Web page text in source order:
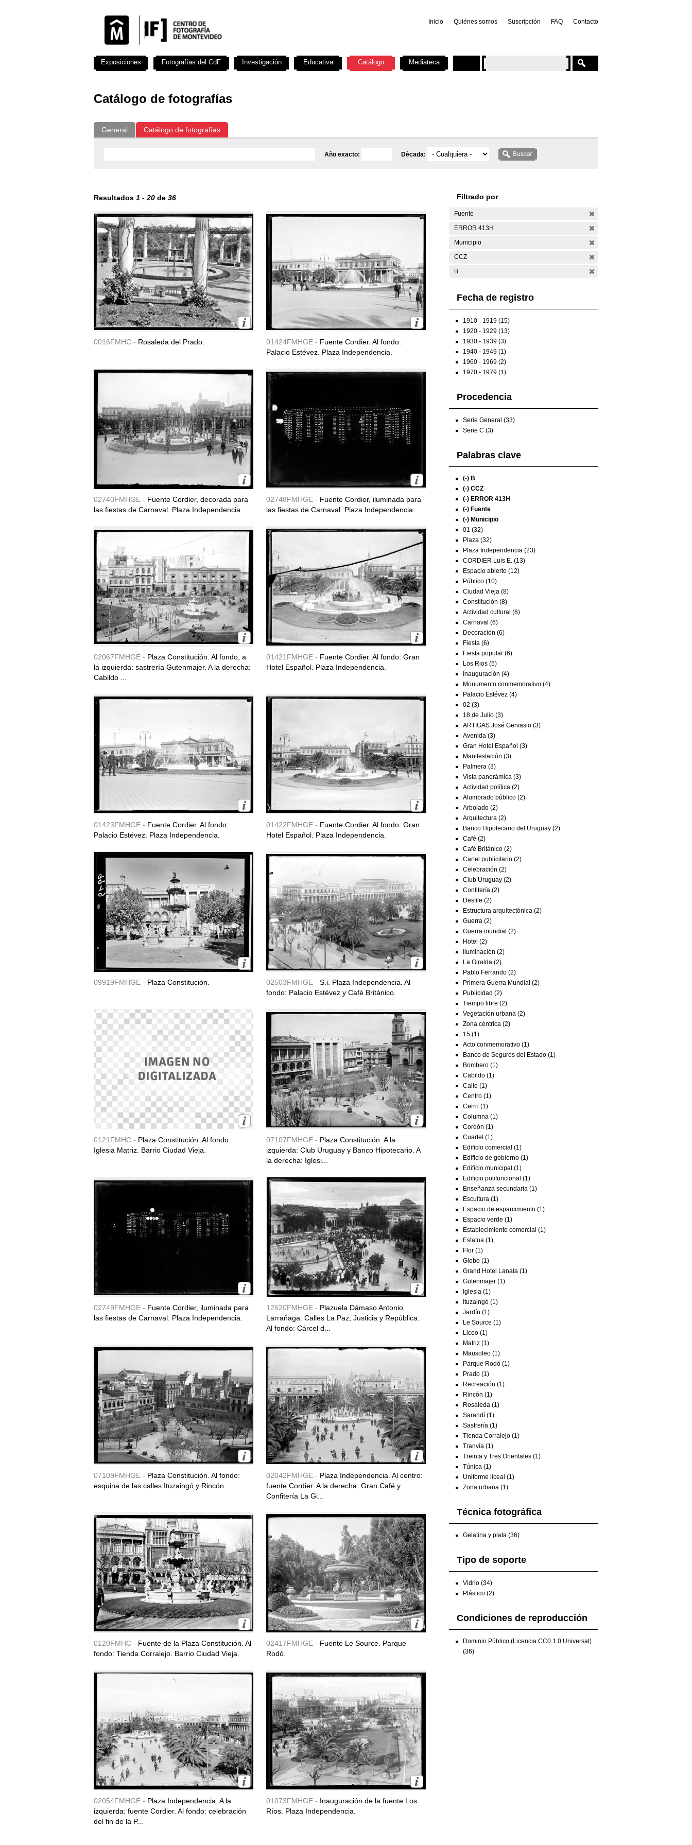
Inicio Quiénes somos Suscripción FAQ Contacto
Catálogo de fotografías
General Catálogo de fotografías
Año exacto: Década:
Resultados 1 - 20 de 36
0016FMHC - Rosaleda del Prado. 01424FMHGE - Fuente Cordier. Al fondo:
Palacio Estévez. Plaza Independencia.
02740FMHGE - Fuente Cordier, decorada para
las fiestas de Carnaval. Plaza Independencia.
02748FMHGE - Fuente Cordier, iluminada para
las fiestas de Carnaval. Plaza Independencia.
02067FMHGE - Plaza Constitución. Al fondo, a
la izquierda: sastrería Gutenmajer. A la derecha:
Cabildo ...
01421FMHGE - Fuente Cordier. Al fondo: Gran
Hotel Español. Plaza Independencia.
01423FMHGE - Fuente Cordier. Al fondo:
Palacio Estévez. Plaza Independencia.
01422FMHGE - Fuente Cordier. Al fondo: Gran
Hotel Español. Plaza Independencia.
09919FMHGE - Plaza Constitución. 02503FMHGE - S.i. Plaza Independencia. Al
fondo: Palacio Estévez y Café Británico.
0121FMHC - Plaza Constitución. Al fondo:
Iglesia Matriz. Barrio Ciudad Vieja.
07107FMHGE - Plaza Constitución. A la
izquierda: Club Uruguay y Banco Hipotecario. A
la derecha: Iglesi...
02749FMHGE - Fuente Cordier, iluminada para
las fiestas de Carnaval. Plaza Independencia.
12620FMHGE - Plazuela Dámaso Antonio
Larrañaga. Calles La Paz, Justicia y República.
Al fondo: Cárcel d...
07109FMHGE - Plaza Constitución. Al fondo:
esquina de las calles Ituzaingó y Rincón.
02042FMHGE - Plaza Independencia. Al centro:
fuente Cordier. A la derecha: Gran Café y
Confitería La Gi...
0120FMHC - Fuente de la Plaza Constitución. Al
fondo: Tienda Corralejo. Barrio Ciudad Vieja.
02417FMHGE - Fuente Le Source. Parque
Rodó.
02054FMHGE - Plaza Independencia. A la
izquierda: fuente Cordier. Al fondo: celebración
del fin de la P...
01073FMHGE - Inauguración de la fuente Los
Ríos. Plaza Independencia.
Filtrado por
Fuente
ERROR 413H
Municipio
CCZ
B
Fecha de registro
1910 - 1919 (15)
1920 - 1929 (13)
1930 - 1939 (3)
1940 - 1949 (1)
1960 - 1969 (2)
1970 - 1979 (1)
Procedencia
Serie General (33)
Serie C (3)
Palabras clave
(-) B
(-) CCZ
(-) ERROR 413H
(-) Fuente
(-) Municipio
01 (32)
Plaza (32)
Plaza Independencia (23)
CORDIER Luis E. (13)
Espacio abierto (12)
Público (10)
Ciudad Vieja (8)
Constitución (8)
Actividad cultural (6)
Carnaval (6)
Decoración (6)
Fiesta (6)
Fiesta popular (6)
Los Rios (5)
Inauguración (4)
Monumento conmemorativo (4)
Palacio Estévez (4)
02 (3)
18 de Julio (3)
ARTIGAS José Gervasio (3)
Avenida (3)
Gran Hotel Español (3)
Manifestación (3)
Palmera (3)
Vista panorámica (3)
Actividad política (2)
Alumbrado público (2)
Arbolado (2)
Arquitectura (2)
Banco Hipotecario del Uruguay (2)
Café (2)
Café Británico (2)
Cartel publicitario (2)
Celebración (2)
Club Uruguay (2)
Confitería (2)
Desfile (2)
Estructura arquitectónica (2)
Guerra (2)
Guerra mundial (2)
Hotel (2)
Iluminación (2)
La Giralda (2)
Pablo Ferrando (2)
Primera Guerra Mundial (2)
Publicidad (2)
Tiempo libre (2)
Vegetación urbana (2)
Zona céntrica (2)
15 (1)
Acto conmemorativo (1)
Banco de Seguros del Estado (1)
Bombero (1)
Cabildo (1)
Calle (1)
Centro (1)
Cerro (1)
Columna (1)
Cordón (1)
Cuartel (1)
Edificio comercial (1)
Edificio de gobierno (1)
Edificio municipal (1)
Edificio polifuncional (1)
Enseñanza secundaria (1)
Escultura (1)
Espacio de esparcimiento (1)
Espacio verde (1)
Establecimiento comercial (1)
Estatua (1)
Flor (1)
Globo (1)
Grand Hotel Lanata (1)
Gutenmajer (1)
Iglesia (1)
Ituzaingó (1)
Jardín (1)
Le Source (1)
Liceo (1)
Matriz (1)
Mausoleo (1)
Parque Rodó (1)
Prado (1)
Recreación (1)
Rincón (1)
Rosaleda (1)
Sarandí (1)
Sastrería (1)
Tienda Corralejo (1)
Tranvía (1)
Treinta y Tres Orientales (1)
Túnica (1)
Uniforme liceal (1)
Zona urbana (1)
Técnica fotográfica
Gelatina y plata (36)
Tipo de soporte
Vidrio (34)
Plástico (2)
Condiciones de reproducción
Dominio Público (Licencia CC0 1.0 Universal)
(36)
Exposiciones Fotografías del CdF Investigación Educativa Catálogo Mediateca